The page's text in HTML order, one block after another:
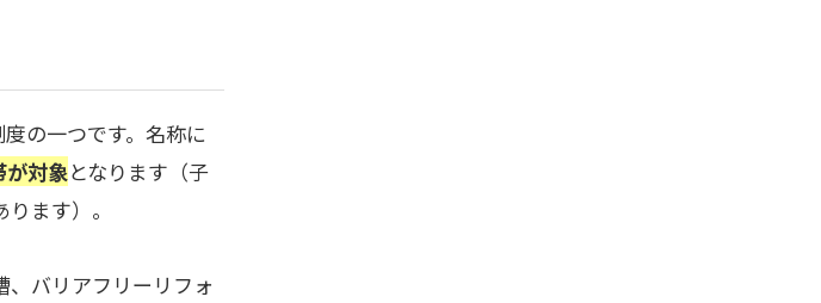
の一つです。名称に
が対象となります（子
ます）。
バリアフリーリフォ